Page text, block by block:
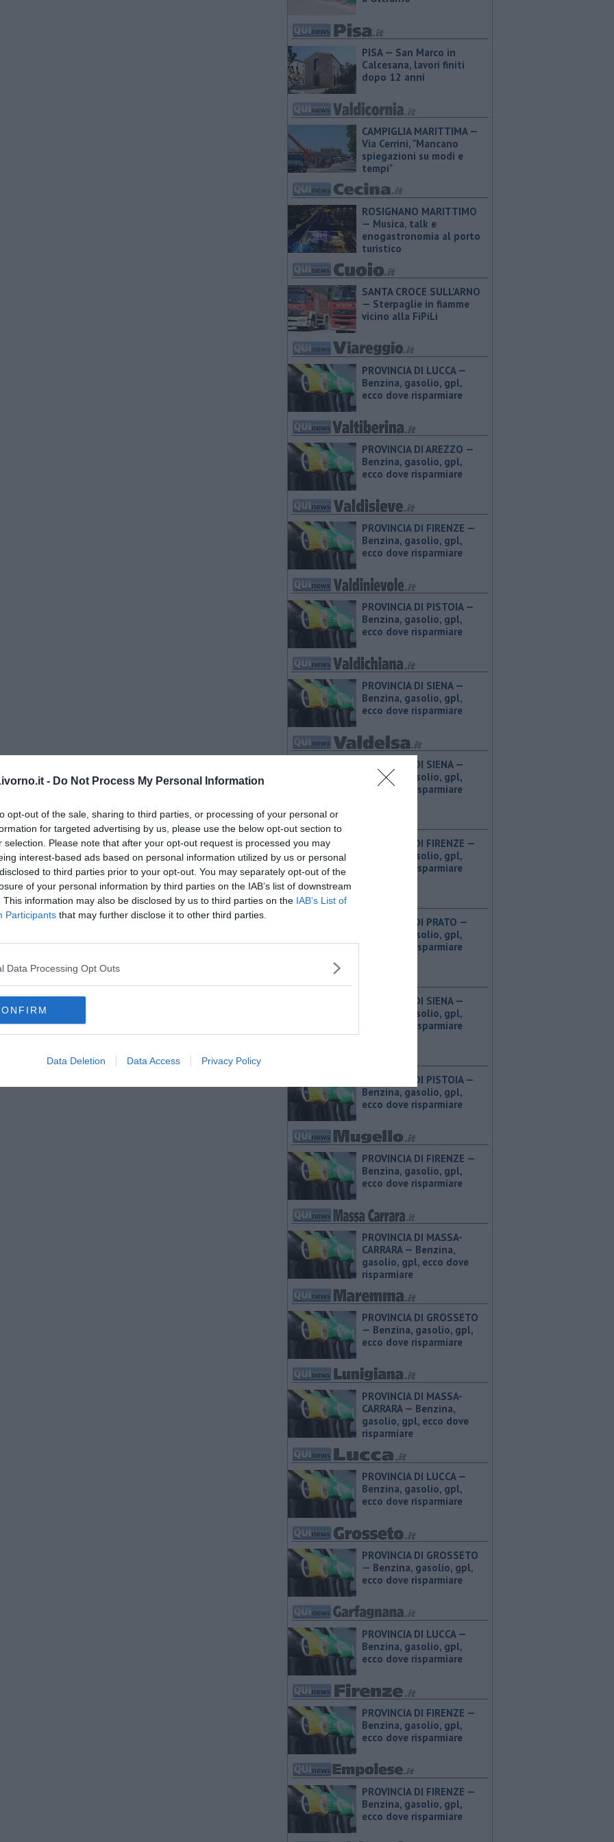
- Do Not Process My Personal Information
opt-out of the sale, sharing to third parties, or processing of your personal or
for targeted advertising by us, please use the below opt-out section to
selection. Please note that after your opt-out request is processed you may
interest-based ads based on personal information utilized by us or personal
to third parties prior to your opt-out. You may separately opt-out of the
of your personal information by third parties on the IAB’s list of downstream
This information may also be disclosed by us to third parties on the IAB’s List of
Participants that may further disclose it to other third parties.
Data Processing Opt Outs
Data Deletion Data Access Privacy Policy
PISA — San Marco in
Calcesana, lavori finiti
dopo 12 anni
CAMPIGLIA MARITTIMA —
Via Cerrini, "Mancano
spiegazioni su modi e
tempi"
ROSIGNANO MARITTIMO
— Musica, talk e
enogastronomia al porto
turistico
SANTA CROCE SULL'ARNO
— Sterpaglie in fiamme
vicino alla FiPiLi
PROVINCIA DI LUCCA — ​
Benzina, gasolio, gpl,
ecco dove risparmiare
PROVINCIA DI AREZZO — ​
Benzina, gasolio, gpl,
ecco dove risparmiare
PROVINCIA DI FIRENZE — ​
Benzina, gasolio, gpl,
ecco dove risparmiare
PROVINCIA DI PISTOIA — ​
Benzina, gasolio, gpl,
ecco dove risparmiare
PROVINCIA DI SIENA — ​
Benzina, gasolio, gpl,
ecco dove risparmiare
PROVINCIA DI SIENA — ​
Benzina, gasolio, gpl,
ecco dove risparmiare
PROVINCIA DI FIRENZE — ​
Benzina, gasolio, gpl,
ecco dove risparmiare
PROVINCIA DI PRATO — ​
Benzina, gasolio, gpl,
ecco dove risparmiare
PROVINCIA DI SIENA — ​
Benzina, gasolio, gpl,
ecco dove risparmiare
PROVINCIA DI PISTOIA — ​
Benzina, gasolio, gpl,
ecco dove risparmiare
PROVINCIA DI FIRENZE — ​
Benzina, gasolio, gpl,
ecco dove risparmiare
PROVINCIA DI MASSA-
CARRARA — ​Benzina,
gasolio, gpl, ecco dove
risparmiare
PROVINCIA DI GROSSETO
— ​Benzina, gasolio, gpl,
ecco dove risparmiare
PROVINCIA DI MASSA-
CARRARA — ​Benzina,
gasolio, gpl, ecco dove
risparmiare
PROVINCIA DI LUCCA — ​
Benzina, gasolio, gpl,
ecco dove risparmiare
PROVINCIA DI GROSSETO
— ​Benzina, gasolio, gpl,
ecco dove risparmiare
PROVINCIA DI LUCCA — ​
Benzina, gasolio, gpl,
ecco dove risparmiare
PROVINCIA DI FIRENZE — ​
Benzina, gasolio, gpl,
ecco dove risparmiare
PROVINCIA DI FIRENZE — ​
Benzina, gasolio, gpl,
ecco dove risparmiare